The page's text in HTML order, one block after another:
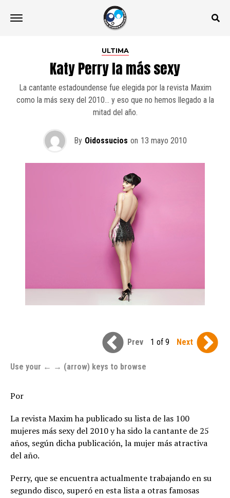
ULTIMA
Katy Perry la más sexy
La cantante estadoundense fue elegida por la revista Maxim
como la más sexy del 2010… y eso que no hemos llegado a la
mitad del año.
By Oidossucios on 13 mayo 2010
Prev 1 of 9 Next
Use your ← → (arrow) keys to browse
Por
La revista Maxim ha publicado su lista de las 100
mujeres más sexy del 2010 y ha sido la cantante de 25
años, según dicha publicación, la mujer más atractiva
del año.
Perry, que se encuentra actualmente trabajando en su
segundo disco, superó en esta lista a otras famosas